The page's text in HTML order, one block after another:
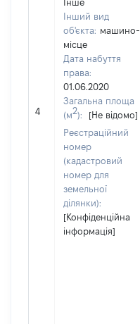
4
Інше
Інший вид
об'єкта: машино-
місце
Дата набуття
права:
01.06.2020
Загальна площа
(м2):
[Не відомо]
Реєстраційний
номер
(кадастровий
номер для
земельної
ділянки):
[Конфіденційна
інформація]